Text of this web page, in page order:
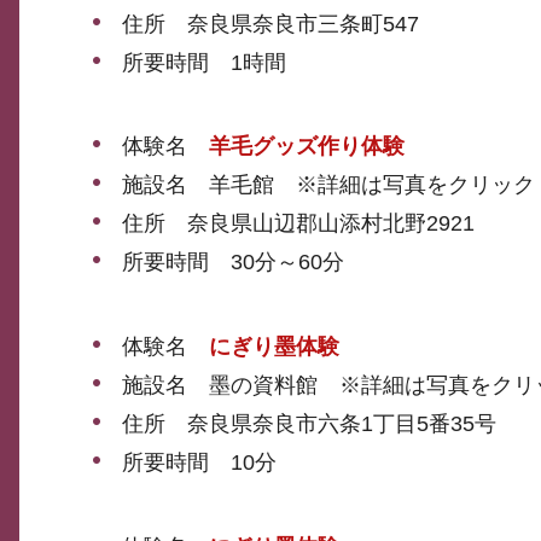
住所 奈良県奈良市三条町547
所要時間 1時間
体験名 羊毛グッズ作り体験
施設名 羊毛館 ※詳細は写真をクリック
住所 奈良県山辺郡山添村北野2921
所要時間 30分～60分
体験名 にぎり墨体験
施設名 墨の資料館 ※詳細は写真をクリ
住所 奈良県奈良市六条1丁目5番35号
所要時間 10分